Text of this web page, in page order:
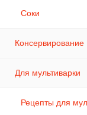
Соки
Консервирование
Для мультиварки
Рецепты для